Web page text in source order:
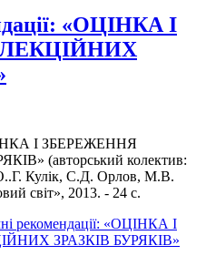
«ОЦІНКА І
І ЗБЕРЕЖЕННЯ
(авторський колектив:
Кулік, С.Д. Орлов, М.В.
світ», 2013. - 24 с.
рекомендації: «ОЦІНКА І
ЗРАЗКІВ БУРЯКІВ»